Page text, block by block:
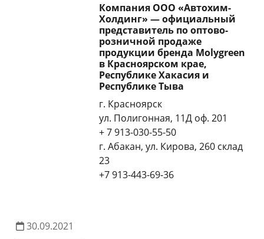
Компания ООО «Автохим-
Холдинг» — официальный
представитель по оптово-
розничной продаже
продукции бренда Molygreen
в Красноярском крае,
Республике Хакасия и
Республике Тыва
г. Красноярск
ул. Полигонная, 11Д оф. 201
+ 7 913-030-55-50
г. Абакан, ул. Кирова, 260 склад
23
+7 913-443-69-36
30.09.2021